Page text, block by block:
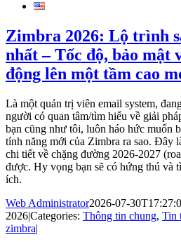
Zimbra 2026: Lộ trình
nhất – Tốc độ, bảo mật
động lên một tầm cao
Là một quản trị viên email system,
người có quan tâm/tìm hiểu về giải
bạn cũng như tôi, luôn háo hức muốn
tính năng mới của Zimbra ra sao. Đây
chi tiết về chặng đường 2026-2027
được. Hy vọng bạn sẽ có hứng thú và
ích.
Web Administrator2026-07-
2026|Categories: Thông tin chung, Tin
zimbra|